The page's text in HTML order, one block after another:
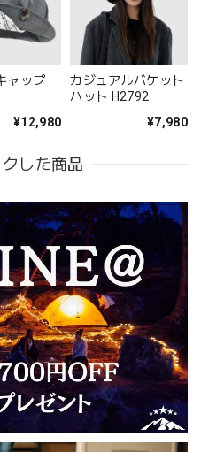
ャップ
¥12,980
カジュアルバケット
ハット H2792
¥7,980
した商品